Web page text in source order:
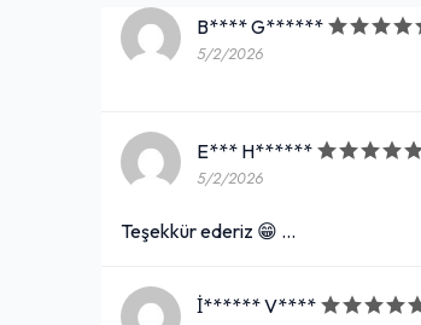
B**** G******
5/2/2026
E*** H******
5/2/2026
Teşekkür ederiz 😁 …
İ****** V****